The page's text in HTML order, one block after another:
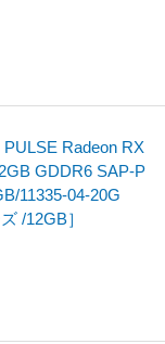
Radeon RX
GDDR6 SAP-P
11335-04-20G
/12GB］